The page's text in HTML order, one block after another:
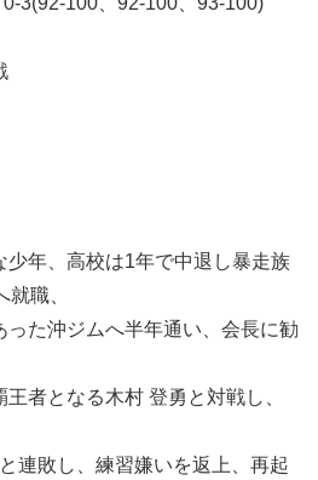
少年、高校は1年で中退し暴走族
職、
た沖ジムへ半年通い、会長に勧
王者となる木村 登勇と対戦し、
連敗し、練習嫌いを返上、再起